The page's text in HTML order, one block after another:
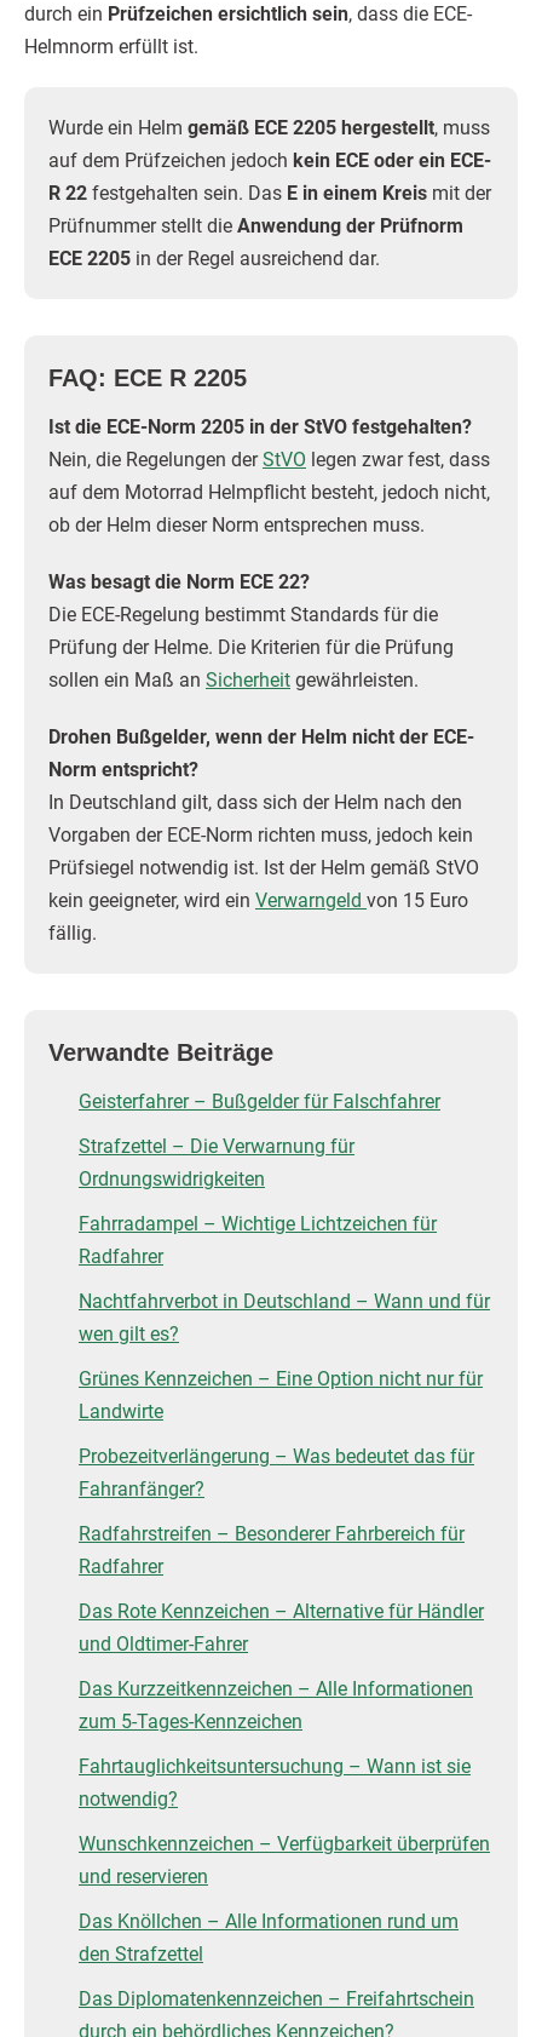
durch ein Prüfzeichen ersichtlich sein, dass die ECE-
Helmnorm erfüllt ist.
Wurde ein Helm gemäß ECE 2205 hergestellt, muss
auf dem Prüfzeichen jedoch kein ECE oder ein ECE-
R 22 festgehalten sein. Das E in einem Kreis mit der
Prüfnummer stellt die Anwendung der Prüfnorm
ECE 2205 in der Regel ausreichend dar.
FAQ: ECE R 2205
Ist die ECE-Norm 2205 in der StVO festgehalten?
Nein, die Regelungen derStVO legen zwar fest, dass
auf dem Motorrad Helmpflicht besteht, jedoch nicht,
ob der Helm dieser Norm entsprechen muss.
Was besagt die Norm ECE 22?
Die ECE-Regelung bestimmt Standards für die
Prüfung der Helme. Die Kriterien für die Prüfung
sollen ein Maß an Sicherheit gewährleisten.
Drohen Bußgelder, wenn der Helm nicht der ECE-
Norm entspricht?
In Deutschland gilt, dass sich der Helm nach den
Vorgaben der ECE-Norm richten muss, jedoch kein
Prüfsiegel notwendig ist. Ist der Helm gemäß StVO
kein geeigneter, wird ein Verwarngeld von 15 Euro
fällig.
Verwandte Beiträge
Geisterfahrer – Bußgelder für Falschfahrer
Strafzettel – Die Verwarnung für
Ordnungswidrigkeiten
Fahrradampel – Wichtige Lichtzeichen für
Radfahrer
Nachtfahrverbot in Deutschland – Wann und für
wen gilt es?
Grünes Kennzeichen – Eine Option nicht nur für
Landwirte
Probezeitverlängerung – Was bedeutet das für
Fahranfänger?
Radfahrstreifen – Besonderer Fahrbereich für
Radfahrer
Das Rote Kennzeichen – Alternative für Händler
und Oldtimer-Fahrer
Das Kurzzeitkennzeichen – Alle Informationen
zum 5-Tages-Kennzeichen
Fahrtauglichkeitsuntersuchung – Wann ist sie
notwendig?
Wunschkennzeichen – Verfügbarkeit überprüfen
und reservieren
Das Knöllchen – Alle Informationen rund um
den Strafzettel
Das Diplomatenkennzeichen – Freifahrtschein
durch ein behördliches Kennzeichen?